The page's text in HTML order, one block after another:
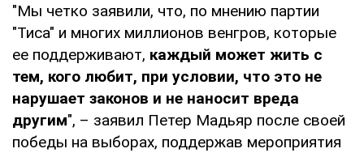
"Мы четко заявили, что, по мнению партии
"Тиса" и многих миллионов венгров, которые
ее поддерживают, каждый может жить с
тем, кого любит, при условии, что это не
нарушает законов и не наносит вреда
другим", – заявил Петер Мадьяр после своей
победы на выборах, поддержав мероприятия